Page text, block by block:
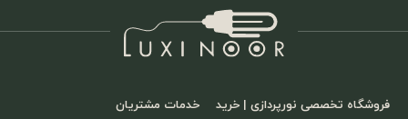
فروشگاه تخصصی نورپردازی | خرید
خدمات مشتریان